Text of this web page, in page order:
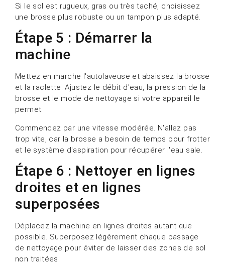
Si le sol est rugueux, gras ou très taché, choisissez
une brosse plus robuste ou un tampon plus adapté.
Étape 5 : Démarrer la
machine
Mettez en marche l'autolaveuse et abaissez la brosse
et la raclette. Ajustez le débit d'eau, la pression de la
brosse et le mode de nettoyage si votre appareil le
permet.
Commencez par une vitesse modérée. N'allez pas
trop vite, car la brosse a besoin de temps pour frotter
et le système d'aspiration pour récupérer l'eau sale.
Étape 6 : Nettoyer en lignes
droites et en lignes
superposées
Déplacez la machine en lignes droites autant que
possible. Superposez légèrement chaque passage
de nettoyage pour éviter de laisser des zones de sol
non traitées.